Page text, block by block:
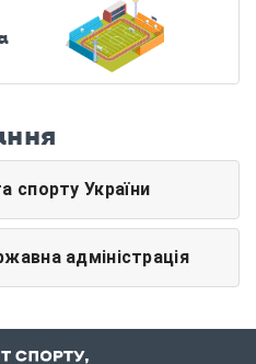
спорту України
адміністрація